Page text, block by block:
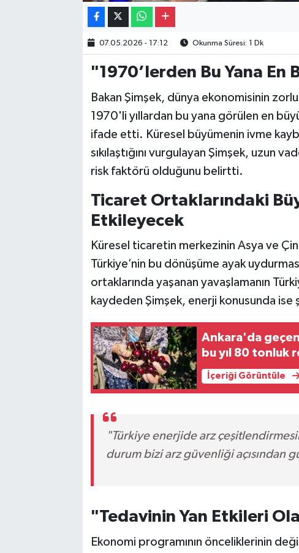
07.05.2026 - 17:12 Okunma Süresi: 1 Dk
"1970’lerden Bu Yana En
Bakan Şimşek, dünya ekonomisinin
1970'li yıllardan bu yana görülen en
ifade etti. Küresel büyümenin ivme
sıkılaştığını vurgulayan Şimşek, uzun
risk faktörü olduğunu belirtti.
Ticaret Ortaklarındaki
Etkileyecek
Küresel ticaretin merkezinin Asya ve
Türkiye’nin bu dönüşüme ayak
ortaklarında yaşanan yavaşlamanın
kaydeden Şimşek, enerji konusunda
Ankara'da
bu yıl 80 tonluk
İçeriği Görüntüle
"Türkiye enerjide arz
durum bizi arz güvenliği açısından
"Tedavinin Yan Etkileri
Ekonomi programının önceliklerinin